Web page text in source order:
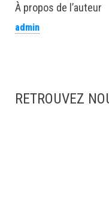
À propos de l’auteur
admin
RETROUVEZ